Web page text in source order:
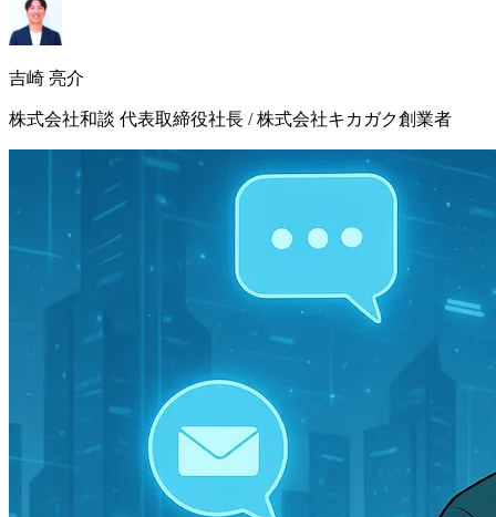
吉崎 亮介
株式会社和談 代表取締役社長 / 株式会社キカガク創業者